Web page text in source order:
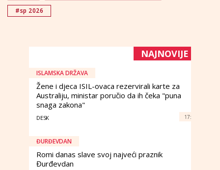
#sp 2026
NAJNOVIJE
ISLAMSKA DRŽAVA
Žene i djeca ISIL-ovaca rezervirali karte za
Australiju, ministar poručio da ih čeka "puna
snaga zakona"
DESK 17:
ĐURĐEVDAN
Romi danas slave svoj najveći praznik
Đurđevdan